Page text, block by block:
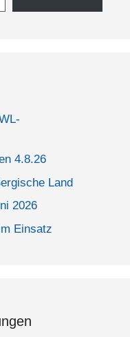
4.8.26
Land
2026
Einsatz